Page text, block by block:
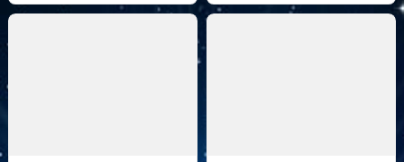
當然會對修行修法負責
法規的內密壇場才能作內密